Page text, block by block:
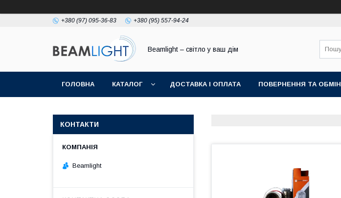
+380 (97) 095-36-83 +380 (95) 557-94-24
Beamlight – світло у ваш дім
ГОЛОВНА КАТАЛОГ ДОСТАВКА І ОПЛАТА ПОВЕРНЕННЯ ТА ОБМІН
КОНТАКТИ
Beamlight